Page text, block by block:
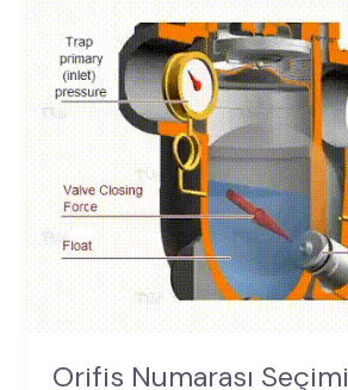
Orifis Numarası Seçimi
Numarası
Seçimi